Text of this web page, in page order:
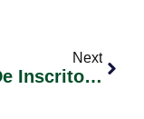
Next
Lista De Inscritos Em Dívida Ativa/REF